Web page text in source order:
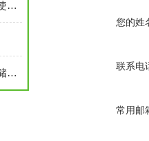
pe塑料水箱PFC沉淀剂储存罐使用寿命
塑料水箱厂家介绍大型pe塑料储水罐
您的姓
联系电
常用邮